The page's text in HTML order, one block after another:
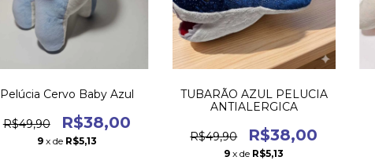
Pelúcia Cervo Baby Azul
R$49,90 R$38,00
9 x de R$5,13
TUBARÃO AZUL PELUCIA
ANTIALERGICA
R$49,90 R$38,00
9 x de R$5,13